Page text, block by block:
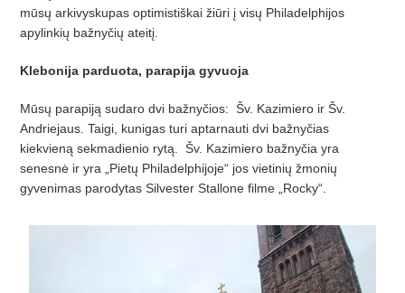
mūsų arkivyskupas optimistiškai žiūri į visų Philadelphijos
apylinkių bažnyčių ateitį.
Klebonija parduota, parapija gyvuoja
Mūsų parapiją sudaro dvi bažnyčios: Šv. Kazimiero ir Šv.
Andriejaus. Taigi, kunigas turi aptarnauti dvi bažnyčias
kiekvieną sekmadienio rytą. Šv. Kazimiero bažnyčia yra
senesnė ir yra „Pietų Philadelphijoje“ jos vietinių žmonių
gyvenimas parodytas Silvester Stallone filme „Rocky“.